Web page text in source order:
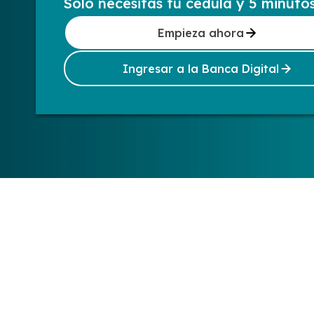
Empieza ahora
Ingresar a la Banca Digital